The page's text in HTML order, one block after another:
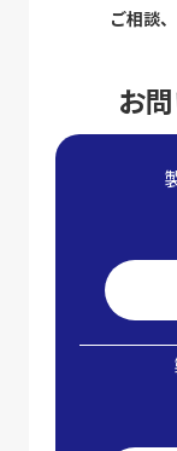
ご相談
お